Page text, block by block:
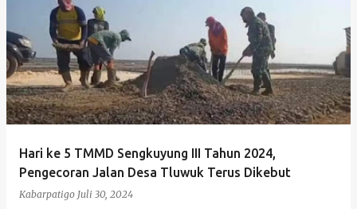
Hari ke 5 TMMD Sengkuyung III Tahun 2024,
Pengecoran Jalan Desa Tluwuk Terus Dikebut
Kabarpatigo Juli 30, 2024